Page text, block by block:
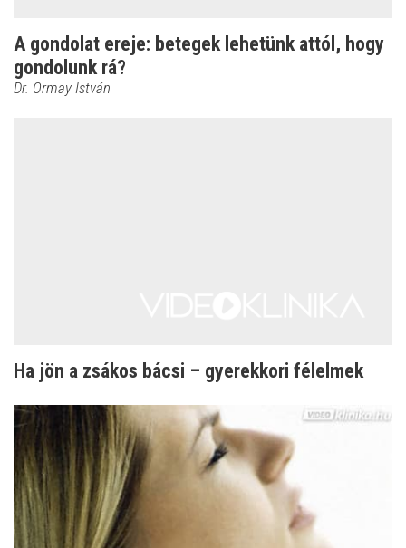
A gondolat ereje: betegek lehetünk attól, hogy
gondolunk rá?
Dr. Ormay István
Ha jön a zsákos bácsi – gyerekkori félelmek